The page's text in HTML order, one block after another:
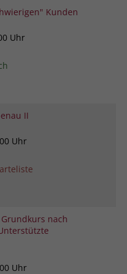
Kunden
Uhr
II
Uhr
nach
Uhr